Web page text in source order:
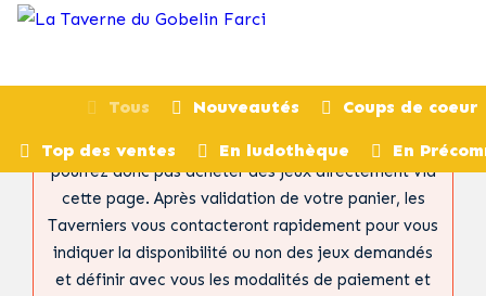
Tous Nouveautés Coups de coeur
Top des ventes En ludothèque En
Ceci n’est pas un site de e-commerce. Vous ne
pourrez donc pas acheter des jeux directement via
cette page. Après validation de votre panier, les
Taverniers vous contacteront rapidement pour vous
indiquer la disponibilité ou non des jeux demandés
et définir avec vous les modalités de paiement et